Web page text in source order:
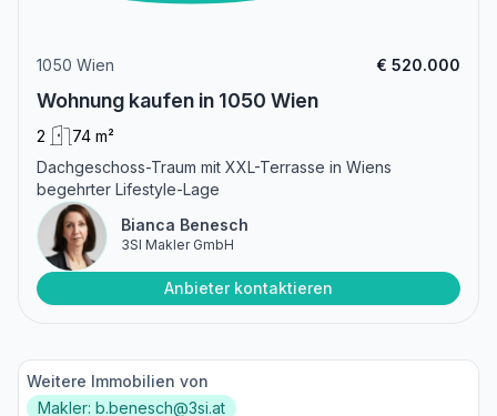
1050 Wien € 520.000
Wohnung kaufen in 1050 Wien
2
74 m²
Dachgeschoss-Traum mit XXL-Terrasse in Wiens
begehrter Lifestyle-Lage
Bianca Benesch
3SI Makler GmbH
Anbieter kontaktieren
Weitere Immobilien von
Makler: b.benesch@3si.at